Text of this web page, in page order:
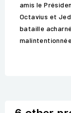
amis le
Octavius et
bataille